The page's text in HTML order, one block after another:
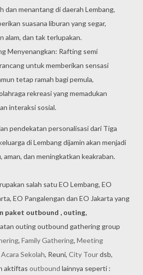
dan menantang di daerah Lembang,
suasana liburan yang segar,
alam, dan tak terlupakan.
Menyenangkan: Rafting semi
untuk memberikan sensasi
tetap ramah bagi pemula,
rekreasi yang memadukan
interaksi sosial.
pendekatan personalisasi dari Tiga
di Lembang dijamin akan menjadi
aman, dan meningkatkan keakraban.
salah satu EO Lembang, EO
EO Pangalengan dan EO Jakarta yang
paket outbound , outing,
outing outbound gathering group
, Family Gathering, Meeting
Sekolah, Reuni, City Tourdsb,
aktiftas outbound lainnya seperti :